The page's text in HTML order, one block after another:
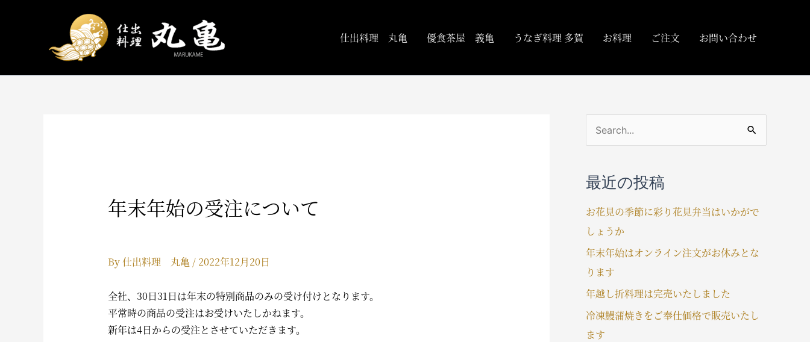
キ
仕出料理 丸亀 優食茶屋 義亀 うなぎ料理 多賀 お料理 ご注文 お問い合わせ
年末年始の受注について
By仕出料理 丸亀 / 2022年12月20日
全社、30日31日は年末の特別商品のみの受け付けとなります。
平常時の商品の受注はお受けいたしかねます。
新年は4日からの受注とさせていただきます。
象
:
最近の投稿
お花見の季節に彩り花見弁当はいかがで
しょうか
年末年始はオンライン注文がお休みとな
ります
年越し折料理は完売いたしました
冷凍鰻蒲焼きをご奉仕価格で販売いたし
ます